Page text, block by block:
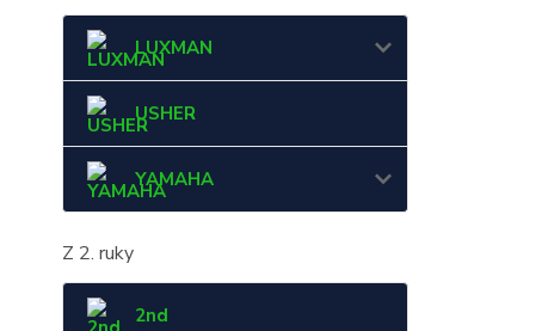
LUXMAN
USHER
YAMAHA
Z 2. ruky
2nd